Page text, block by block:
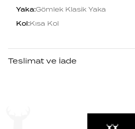
Yaka:Gömlek Klasik Yaka
Kol:Kısa Kol
Teslimat ve İade